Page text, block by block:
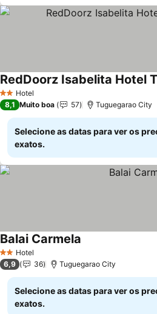
2 Estrelas
Hotel
RedDoorz Isabelita Hotel
8,1 Muito boa 57 Tuguegarao City
Selecione as datas para ver os
exatos.
2 Estrelas
Hotel
Balai Carmela
6,9 36 Tuguegarao City
Selecione as datas para ver os
exatos.